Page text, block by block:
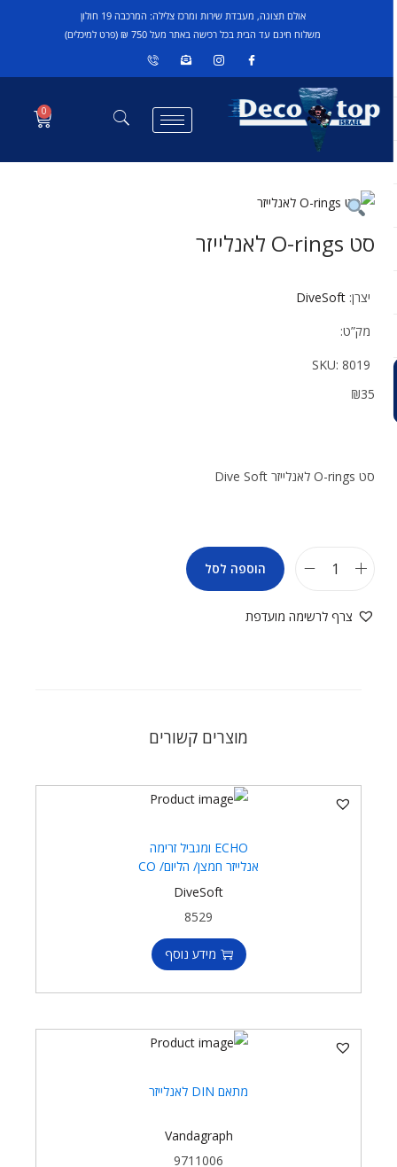
אולם תצוגה, מעבדת שירות ומרכז צלילה: המרכבה 19 חולון
משלוח חינם עד הבית בכל רכישה באתר מעל 750 ₪ (פרט למיכלים)
0
סט O-rings לאנלייזר
יצרן: DiveSoft
מק”ט:
SKU: 8019
₪35
סט O-rings לאנלייזר Dive Soft
הוספה לסל
צרף לרשימה מועדפת
מוצרים קשורים
ECHO ומגביל זרימה
אנלייזר חמצן/ הליום/ CO
DiveSoft
8529
מידע נוסף
מתאם DIN לאנלייזר
Vandagraph
9711006